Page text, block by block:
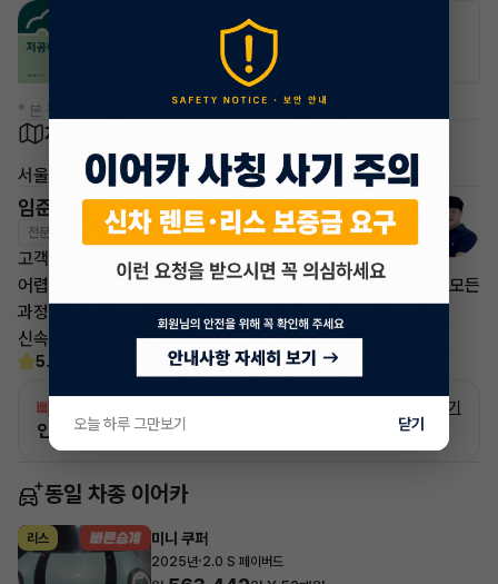
* 본 정보는 지자체마다 다를 수 있으니 실제 정보와 확인해 주세요.
차량 위치
서울 서대문구
임준영 매니저
전문교육수료 자격인증완료
고객님의 만족이 첫번째 목표입니다.
어렵고 복잡한 리스/렌트 처분 손실은 줄이고 빠른승계 처리로 모든
과정을 안전하고
신속하게 차량 인도까지 책임지도록 하겠습니다.
5.0
빠른승계
인증 차량으로 승계하는 이유?
자세히 보기
동일 차종 이어카
리스 미니 쿠퍼
2025년·2.0 S 페이버드
오늘 하루 그만보기 닫기